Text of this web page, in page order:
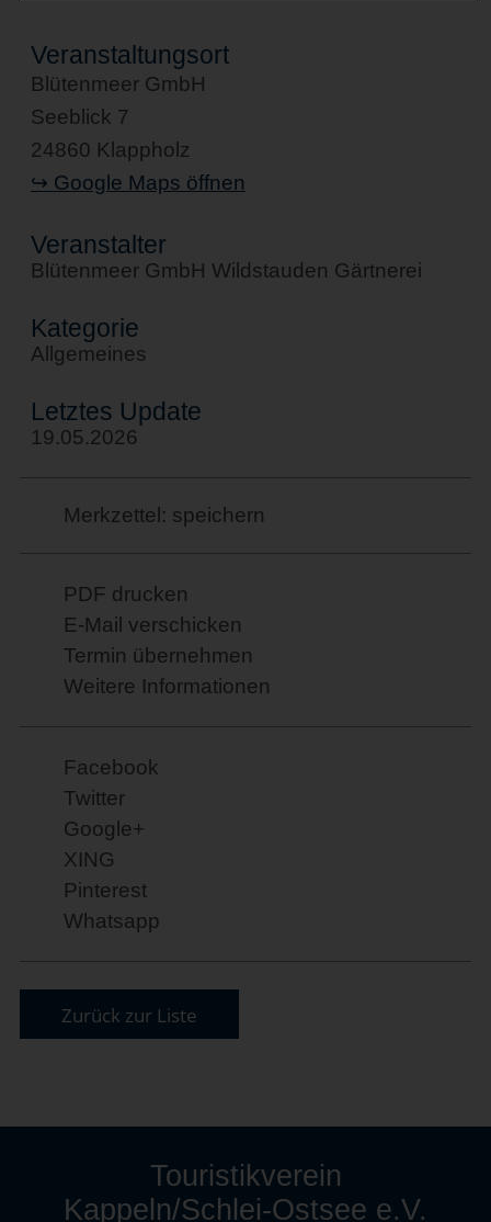
Veranstaltungsort
Blütenmeer GmbH
Seeblick 7
24860 Klappholz
↪ Google Maps öffnen
Veranstalter
Blütenmeer GmbH Wildstauden Gärtnerei
Kategorie
Allgemeines
Letztes Update
19.05.2026
Merkzettel: speichern
PDF drucken
E-Mail verschicken
Termin übernehmen
Weitere Informationen
Facebook
Twitter
Google+
XING
Pinterest
Whatsapp
Zurück zur Liste
Touristikverein
Kappeln/Schlei-Ostsee e.V.